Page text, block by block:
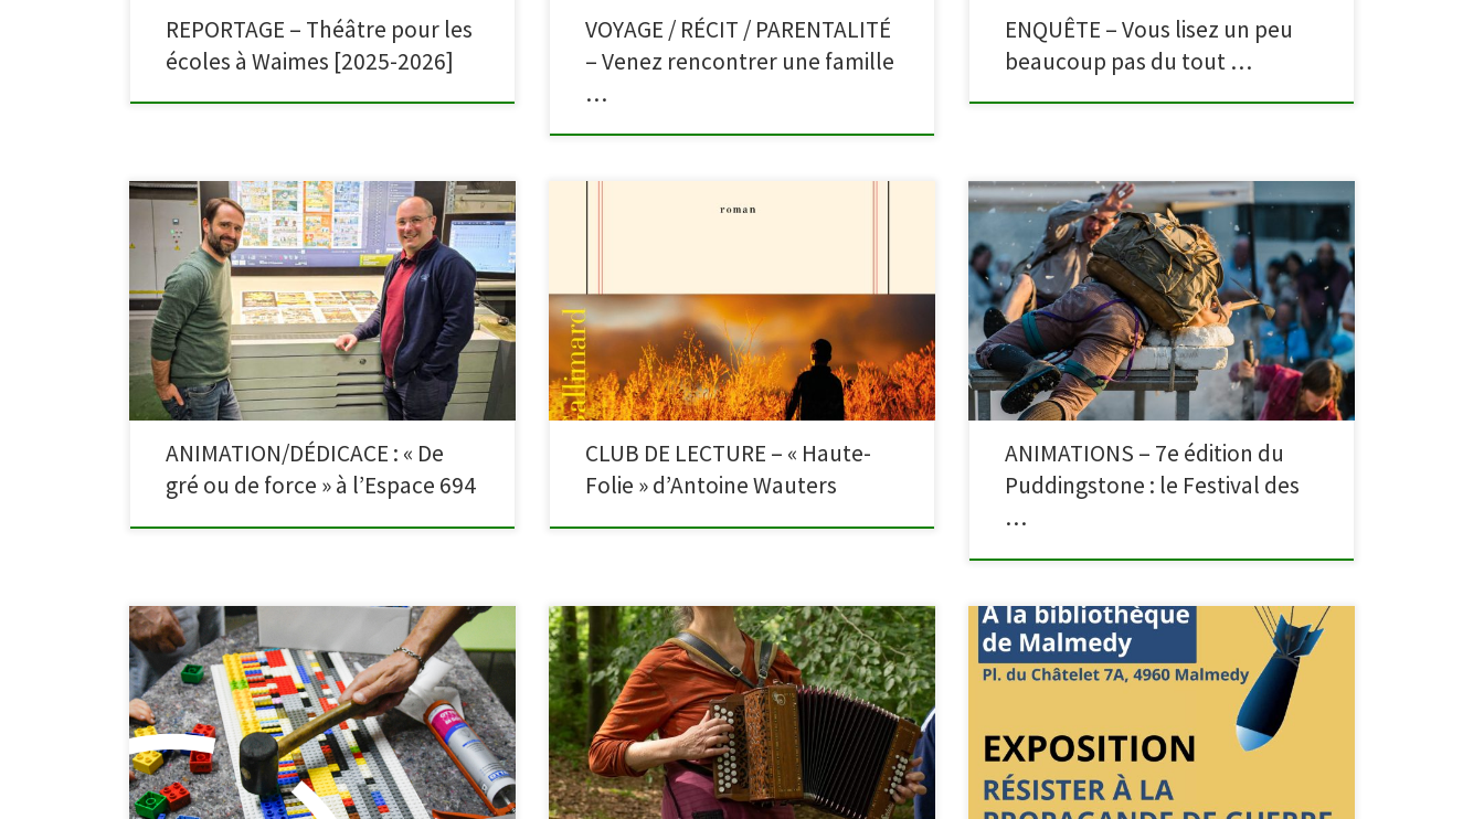
REPORTAGE – Théâtre pour les
écoles à Waimes [2025-2026]
VOYAGE / RÉCIT / PARENTALITÉ
– Venez rencontrer une famille
…
ENQUÊTE – Vous lisez un peu
beaucoup pas du tout …
Ce vendredi 19 juin, l’Office du Tourisme de Waimes,
Cultur@4950 et les bibliothèques de Waimes vous
invitent à une soirée spéciale en présence de Frédéric
Moray et d’Olivier Pirnay, auteur et dessinateur de De
gré ou de force. À travers cette soirée exceptionnelle,
l’Espace 694 Botrange souhaite mettre à l’honneur
[…]
ANIMATION/DÉDICACE : « De
gré ou de force » à l’Espace 694
convient à participer à une dernière rencontre le
mardi 7 juillet autour de l’ouvrage « Haute-Folie »
d’Antoine Wauters. Le club est ouvert à toutes et tous,
grandes lectrices ou petits […]
CLUB DE LECTURE – « Haute-
Folie » d’Antoine Wauters
Tous les jeudis de l’été, retrouvez les bibliothèques
dans les parcs pour la septième édition du «
Puddingstone Festival », le festival des arts vivants à
Malmedy et Waimes. Au programme : lectures, contes,
spectacle clownesque, musique, marionnettes,
théâtre de rue… A vos yeux et vos oreilles ! Nous vous
attendons dès […]
ANIMATIONS – 7e édition du
Puddingstone : le Festival des
…
Vous avez des briques LEGO® inutilisées qui dorment
dans une caisse ou au fond d’un tiroir ? Offrez-leur une
nouvelle utilité en les déposant dans les bibliothèques
de Waimes ou de Malmedy ! Les bibliothèques
participent au projet collaboratif « Une rampe pour
l’accessibilité symbolique », mené avec les
bibliothèques […]
A l’initiative de la Bibliothèque Centrale de la Province
de Hainaut, le Printemps des Bibliothèques revient
cette année encore. Les activités se déroulent le
vendredi 22 mai partout en Fédération Wallonie-
Bruxelles, y compris à Waimes et Malmedy. Découvrez
tout le programme ci-dessous. À la bibliothèque de
Malmedy (Place du Châtelet, […]
Du 26 mai au 12 juin 2026, la bibliothèque de
Malmedy accueille l’exposition « Résister à
la propagande de guerre, 10 principes élémentaires ».
Conçue par le War Heritage Institute et l’Université
libre de Bruxelles, cette exposition se base sur
l’ouvrage d’Anne Morelli « Principes élémentaires de
propagande de guerre : Utilisables en cas […]